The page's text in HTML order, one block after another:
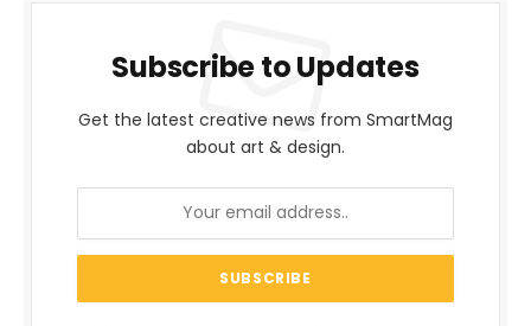
Subscribe to Updates
Get the latest creative news from SmartMag
about art & design.